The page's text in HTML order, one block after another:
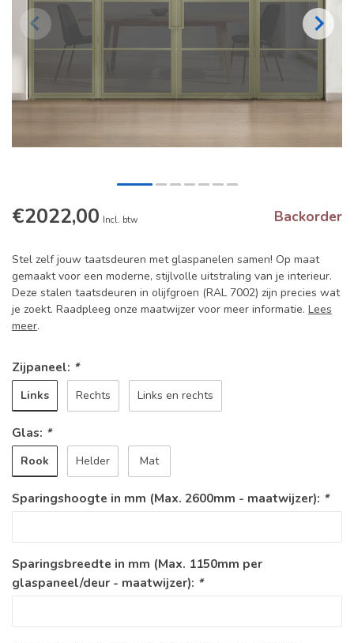
€2022,00 Incl. btw Backorder
Stel zelf jouw taatsdeuren met glaspanelen samen! Op maat
gemaakt voor een moderne, stijlvolle uitstraling van je interieur.
Deze stalen taatsdeuren in olijfgroen (RAL 7002) zijn precies wat
je zoekt. Raadpleeg onze maatwijzer voor meer informatie. Lees
meer.
Zijpaneel: *
Links Rechts Links en rechts
Glas: *
Rook Helder Mat
Sparingshoogte in mm (Max. 2600mm - maatwijzer): *
Sparingsbreedte in mm (Max. 1150mm per
glaspaneel/deur - maatwijzer): *